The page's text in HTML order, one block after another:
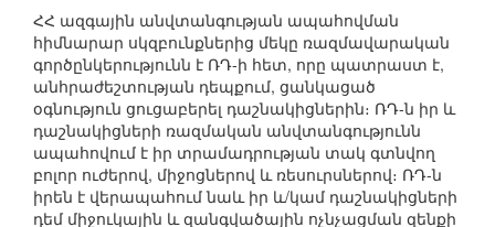
ՀՀ ազգային անվտանգության ապահովման
հիմնարար սկզբունքներից մեկը ռազմավարական
գործընկերությունն է ՌԴ-ի հետ, որը պատրաստ է,
անհրաժեշտության դեպքում, ցանկացած
օգնություն ցուցաբերել դաշնակիցներին։ ՌԴ-ն իր և
դաշնակիցների ռազմական անվտանգությունն
ապահովում է իր տրամադրության տակ գտնվող
բոլոր ուժերով, միջոցներով և ռեսուրսներով։ ՌԴ-ն
իրեն է վերապահում նաև իր և/կամ դաշնակիցների
դեմ միջուկային և զանգվածային ոչնչացման զենքի